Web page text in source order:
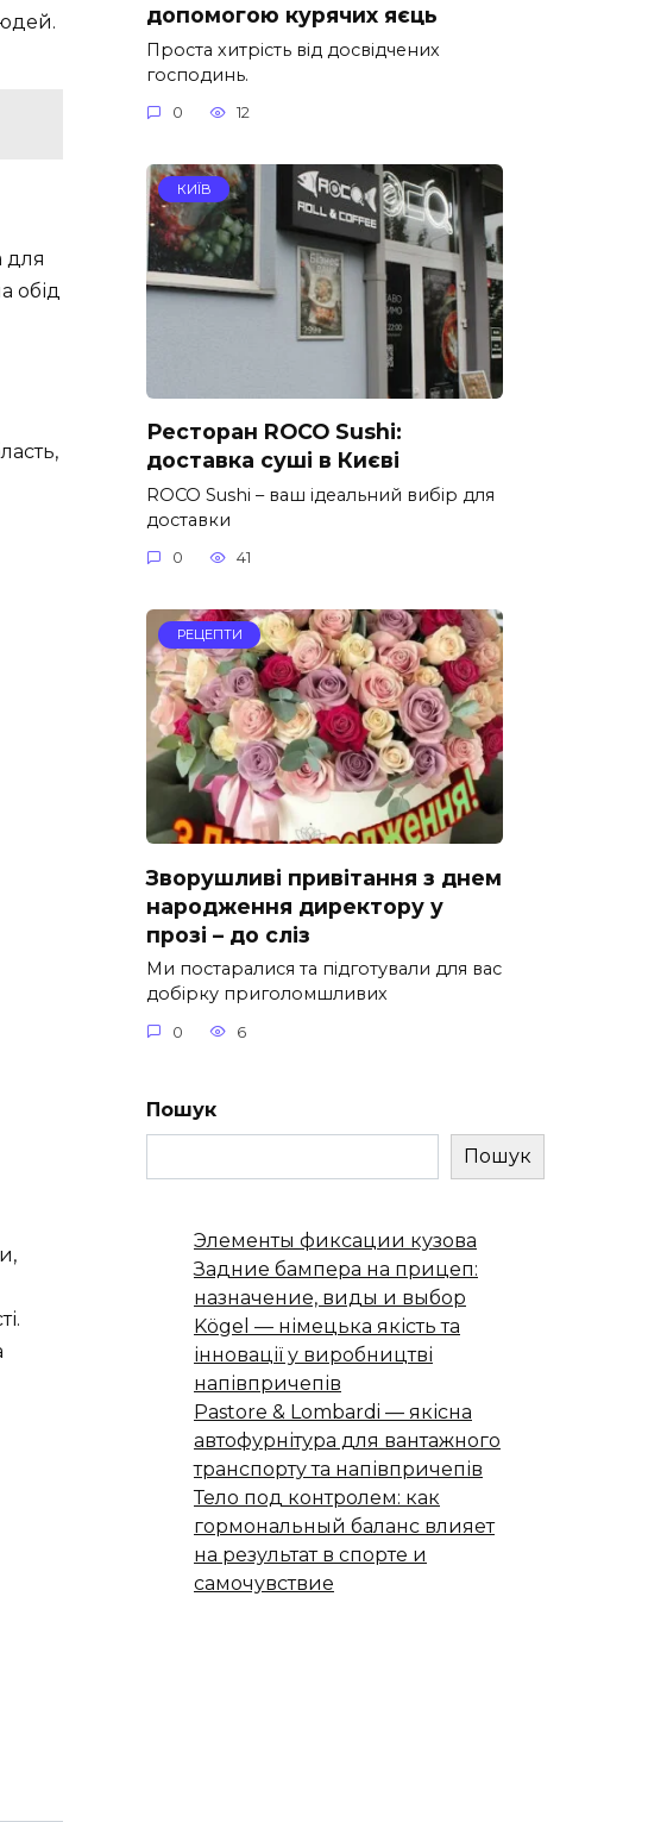
для
обід
допомогою курячих яєць
Проста хитрість від досвідчених
господинь.
0 12
КИЇВ
Ресторан ROCO Sushi:
доставка суші в Києві
ROCO Sushi – ваш ідеальний вибір для
доставки
0 41
РЕЦЕПТИ
Зворушливі привітання з днем
народження директору у
прозі – до сліз
Ми постаралися та підготували для вас
добірку приголомшливих
0 6
Пошук
Пошук
Элементы фиксации кузова
Задние бампера на прицеп:
назначение, виды и выбор
Kögel — німецька якість та
інновації у виробництві
напівпричепів
Pastore & Lombardi — якісна
автофурнітура для вантажного
транспорту та напівпричепів
Тело под контролем: как
гормональный баланс влияет
на результат в спорте и
самочувствие